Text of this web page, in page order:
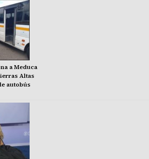
a Meduca
Altas
autobús